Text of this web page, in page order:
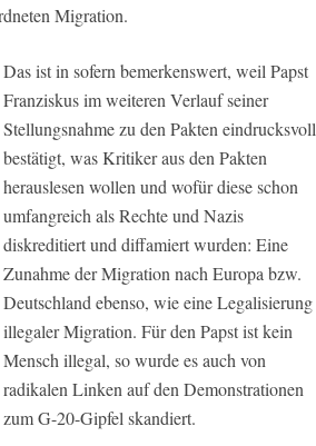
Migration.
Das ist in sofern bemerkenswert, weil Papst
Franziskus im weiteren Verlauf seiner
Stellungsnahme zu den Pakten eindrucksvoll
bestätigt, was Kritiker aus den Pakten
herauslesen wollen und wofür diese schon
umfangreich als Rechte und Nazis
diskreditiert und diffamiert wurden: Eine
Zunahme der Migration nach Europa bzw.
Deutschland ebenso, wie eine Legalisierung
illegaler Migration. Für den Papst ist kein
Mensch illegal, so wurde es auch von
radikalen Linken auf den Demonstrationen
zum G-20-Gipfel skandiert.